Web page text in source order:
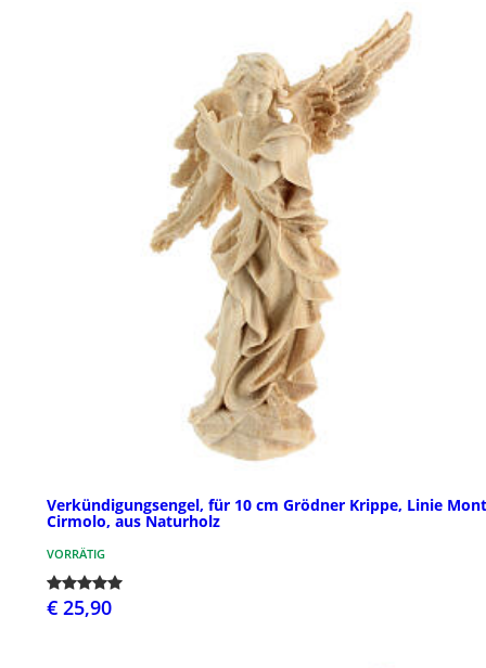
Verkündigungsengel, für 10 cm Grödner Krippe, Linie
Cirmolo, aus Naturholz
VORRÄTIG
€ 25,90